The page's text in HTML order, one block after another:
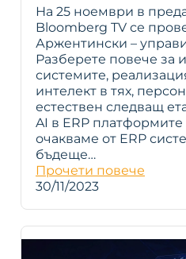
На 25 ноември в
Bloomberg TV се
Аржентински –
Разберете повече за
системите,
интелект в тях,
естествен следващ
AI в ERP платформите
очакваме от ERP
бъдеще…
Прочети повече
30/11/2023